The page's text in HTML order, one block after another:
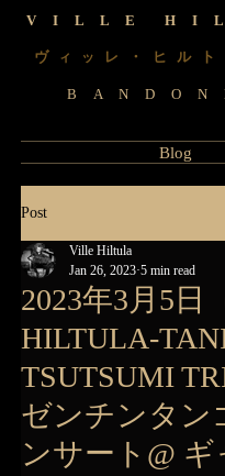
ヴ ィ ッ レ ・ ヒ ル ト
V I L L E H I L
B A N D O N
Blog
Post
2023年3月5日
HILTULA-
TSUTSUMI
ゼンチンタン
ンサート@ ギ
Ville Hiltula
Jan 26, 2023 5 min read